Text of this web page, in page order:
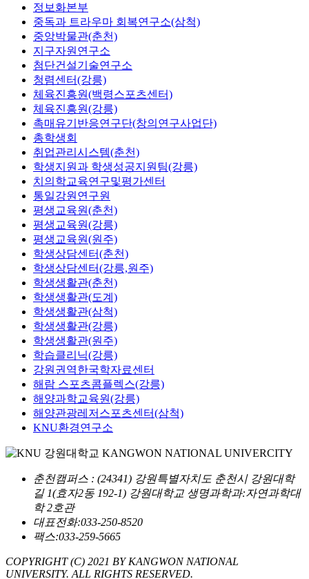
정보화본부
중독과 트라우마 회복연구소(삼척)
중앙박물관(춘천)
지구자원연구소
첨단건설기술연구소
청렴센터(강릉)
체육진흥원(백령스포츠센터)
체육진흥원(강릉)
촉매유기반응연구단(창의연구사업단)
총학생회
취업관리시스템(춘천)
학생지원과 학생성공지원팀(강릉)
치의학교육연구및평가센터
통일강원연구원
평생교육원(춘천)
평생교육원(강릉)
평생교육원(원주)
학생상담센터(춘천)
학생상담센터(강릉,원주)
학생생활관(춘천)
학생생활관(도계)
학생생활관(삼척)
학생생활관(강릉)
학생생활관(원주)
학습클리닉(강릉)
강원권역한국학자료센터
해람 스포츠콤플렉스(강릉)
해양과학교육원(강릉)
해양관광레저스포츠센터(삼척)
KNU환경연구소
춘천캠퍼스 : (24341) 강원특별자치도 춘천시 강원대학
길 1(효자2동 192-1) 강원대학교 생명과학과:자연과학대
학 2호관
대표전화:033-250-8520
팩스:033-259-5665
COPYRIGHT (C) 2021 BY KANGWON NATIONAL
UNIVERSITY. ALL RIGHTS RESERVED.